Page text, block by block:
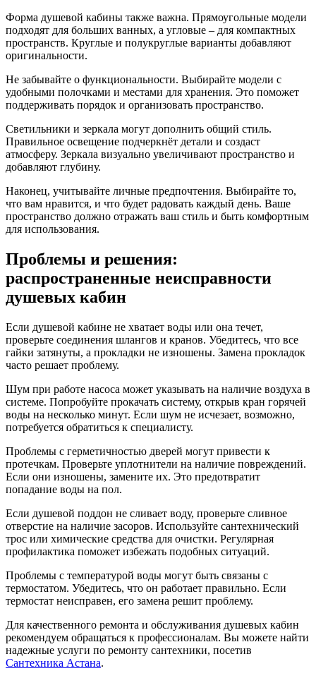
Форма душевой кабины также важна. Прямоугольные модели
подходят для больших ванных, а угловые – для компактных
пространств. Круглые и полукруглые варианты добавляют
оригинальности.
Не забывайте о функциональности. Выбирайте модели с
удобными полочками и местами для хранения. Это поможет
поддерживать порядок и организовать пространство.
Светильники и зеркала могут дополнить общий стиль.
Правильное освещение подчеркнёт детали и создаст
атмосферу. Зеркала визуально увеличивают пространство и
добавляют глубину.
Наконец, учитывайте личные предпочтения. Выбирайте то,
что вам нравится, и что будет радовать каждый день. Ваше
пространство должно отражать ваш стиль и быть комфортным
для использования.
Проблемы и решения:
распространенные неисправности
душевых кабин
Если душевой кабине не хватает воды или она течет,
проверьте соединения шлангов и кранов. Убедитесь, что все
гайки затянуты, а прокладки не изношены. Замена прокладок
часто решает проблему.
Шум при работе насоса может указывать на наличие воздуха в
системе. Попробуйте прокачать систему, открыв кран горячей
воды на несколько минут. Если шум не исчезает, возможно,
потребуется обратиться к специалисту.
Проблемы с герметичностью дверей могут привести к
протечкам. Проверьте уплотнители на наличие повреждений.
Если они изношены, замените их. Это предотвратит
попадание воды на пол.
Если душевой поддон не сливает воду, проверьте сливное
отверстие на наличие засоров. Используйте сантехнический
трос или химические средства для очистки. Регулярная
профилактика поможет избежать подобных ситуаций.
Проблемы с температурой воды могут быть связаны с
термостатом. Убедитесь, что он работает правильно. Если
термостат неисправен, его замена решит проблему.
Для качественного ремонта и обслуживания душевых кабин
рекомендуем обращаться к профессионалам. Вы можете найти
надежные услуги по ремонту сантехники, посетив
Сантехника Астана.